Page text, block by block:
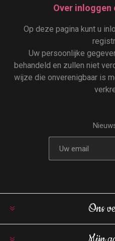
Over inloggen
Op deze pagina kunt u
Uw persoonlijke
behandeld en zullen niet
wijze die onverenigbaar is
Ons